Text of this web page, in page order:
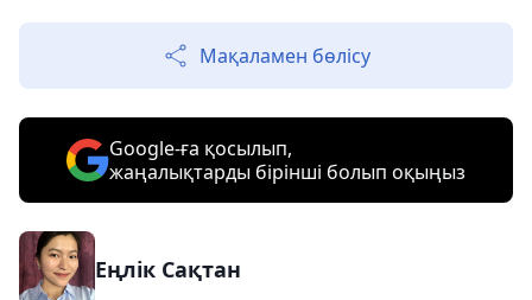
Мақаламен бөлісу
Google-ға қосылып,
жаңалықтарды бірінші болып оқыңыз
Еңлік Сақтан